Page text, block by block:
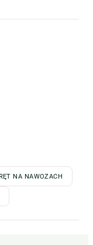
NA NAWOZACH